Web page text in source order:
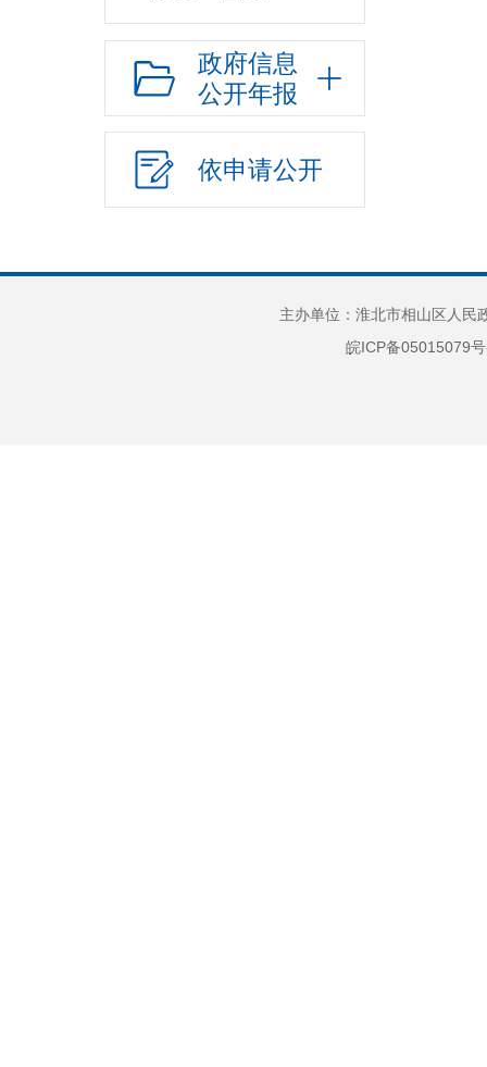
行政权力运行
“双随机一公开”
网上政务服务
招标采购
政府信息
公开年报
依申请公开
主办单位：淮北市相山区人
皖ICP备05015079